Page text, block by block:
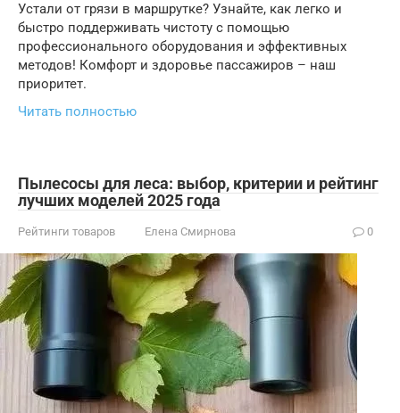
Устали от грязи в маршрутке? Узнайте, как легко и
быстро поддерживать чистоту с помощью
профессионального оборудования и эффективных
методов! Комфорт и здоровье пассажиров – наш
приоритет.
Читать полностью
Пылесосы для леса: выбор, критерии и рейтинг
лучших моделей 2025 года
Рейтинги товаров Елена Смирнова 0